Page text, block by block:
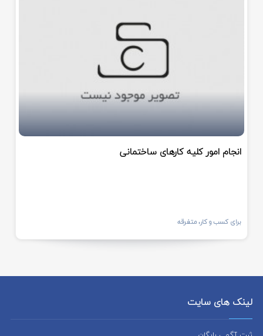
انجام امور کلیه کارهای ساختمانی
برای کسب و کار، متفرقه
لینک های سایت